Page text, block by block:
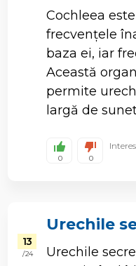
Cochleea
frecvențele
baza ei, iar
Această
permite
largă de
0 0
13
/ 24
Urechile
Urechile